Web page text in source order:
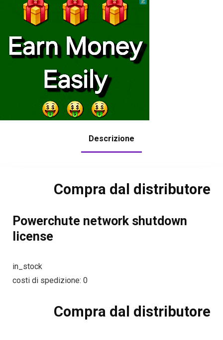
Descrizione
Compra dal distributore
Powerchute network shutdown
license
in_stock
costi di spedizione: 0
Compra dal distributore